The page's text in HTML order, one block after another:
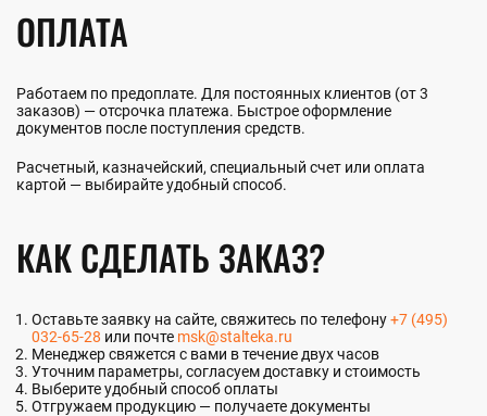
ОПЛАТА
Работаем по предоплате. Для постоянных клиентов (от 3
заказов) — отсрочка платежа. Быстрое оформление
документов после поступления средств.
Расчетный, казначейский, специальный счет или оплата
картой — выбирайте удобный способ.
КАК СДЕЛАТЬ ЗАКАЗ?
Оставьте заявку на сайте, свяжитесь по телефону+7 (495)
032-65-28 или почте msk@stalteka.ru
Менеджер свяжется с вами в течение двух часов
Уточним параметры, согласуем доставку и стоимость
Выберите удобный способ оплаты
Отгружаем продукцию — получаете документы